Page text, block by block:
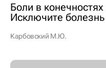
Боли в конечностях
Исключите
Карбовский М.Ю.